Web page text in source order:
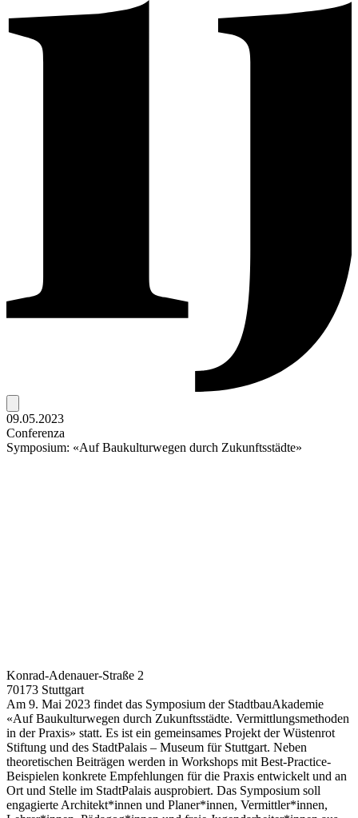
09.05.2023
Conferenza
Symposium: «Auf Baukulturwegen durch Zukunftsstädte»
Konrad-Adenauer-Straße 2
70173 Stuttgart
Am 9. Mai 2023 findet das Symposium der StadtbauAkademie
«Auf Baukulturwegen durch Zukunftsstädte. Vermittlungsmethoden
in der Praxis» statt. Es ist ein gemeinsames Projekt der Wüstenrot
Stiftung und des StadtPalais – Museum für Stuttgart. Neben
theoretischen Beiträgen werden in Workshops mit Best-Practice-
Beispielen konkrete Empfehlungen für die Praxis entwickelt und an
Ort und Stelle im StadtPalais ausprobiert. Das Symposium soll
engagierte Architekt*innen und Planer*innen, Vermittler*innen,